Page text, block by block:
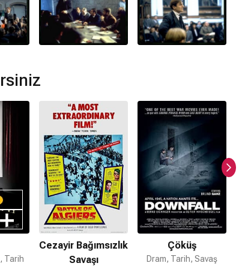
Tarih
Cezayir Bağımsızlık
Savaşı
Çöküş
Dram, Tarih, Savaş